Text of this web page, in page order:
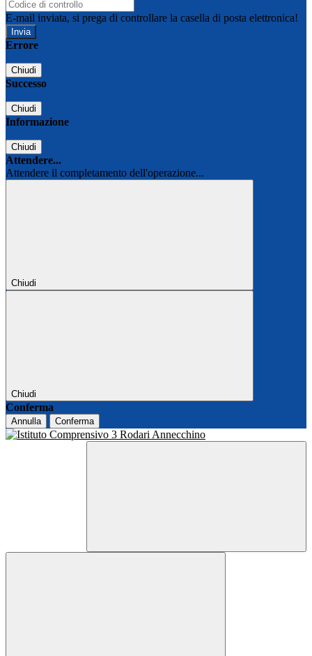
E-mail inviata, si prega di controllare la casella di posta elettronica!
Errore
Chiudi
Successo
Chiudi
Informazione
Chiudi
Attendere...
Attendere il completamento dell'operazione...
Chiudi
Chiudi
Conferma
Annulla Conferma